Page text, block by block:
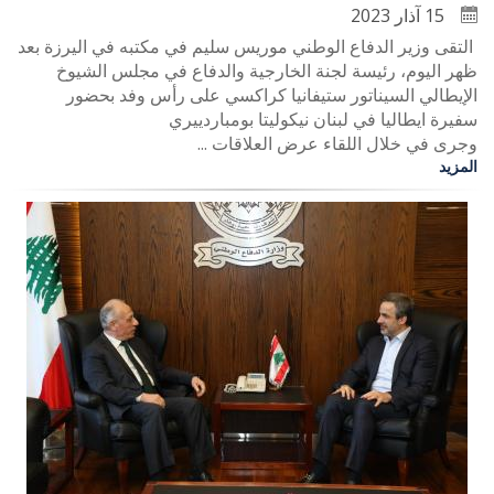
التقى وزير الدفاع الوطني موريس سليم في مكتبه في اليرزة بعد
ظهر اليوم، رئيسة لجنة الخارجية والدفاع في مجلس الشيوخ
الإيطالي السيناتور ستيفانيا كراكسي على رأس وفد بحضور
سفيرة ايطاليا في لبنان نيكوليتا بومباردييري
وجرى في خلال اللقاء عرض العلاقات ...
المزيد